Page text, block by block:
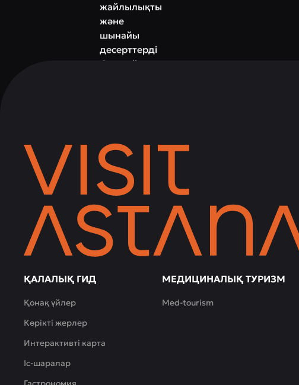
жайлылықты
және
шынайы
десерттерді
бағалайтындарға
ҚАЛАЛЫҚ ГИД
Қонақ үйлер
Көрікті жерлер
Интерактивті карта
Іс-шаралар
МЕДИЦИНАЛЫҚ ТУРИЗМ
Med-tourism